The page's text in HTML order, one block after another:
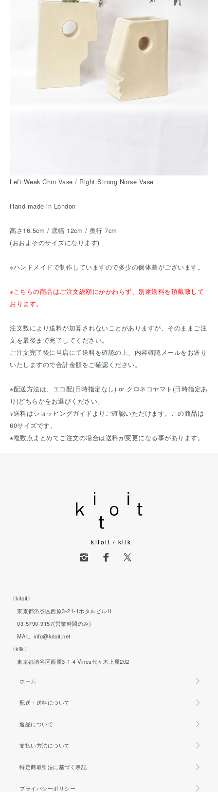
Left:Weak Chin Vase / Right:Strong Norse Vase
Hand made in London
高さ16.5cm / 底幅 12cm / 奥行 7cm
(おおよそのサイズになります)
※ハンドメイドで制作していますので多少の個体差がございます。
※こちらの商品はご注文総額にかかわらず、別途送料を頂戴致して
おります。
注文数により送料が加算されないことがありますが、そのままご注
文を最後まで完了してください。
ご注文完了後に当店にて送料を確認の上、内容確認メールをお送り
いたしますので合計金額をご確認ください。
※配送方法は、エコ配(日時指定なし) or クロネコヤマト(日時指定あ
り)どちらかをお選びください。
※送料はショッピングガイドよりご確認いただけます。この商品は
60サイズです。
※複数点まとめてご注文の場合は送料が変更になる事があります。
kitoit / kiik
〈kitoit〉
東京都渋谷区西原3-21-1ホタルビル1F
03-5790-9157(営業時間のみ)
MAIL: info@kitoit.net
〈kiik〉
東京都渋谷区西原3-1-4 Vines代々木上原202
ホーム
配送・送料について
返品について
支払い方法について
特定商取引法に基づく表記
プライバシーポリシー